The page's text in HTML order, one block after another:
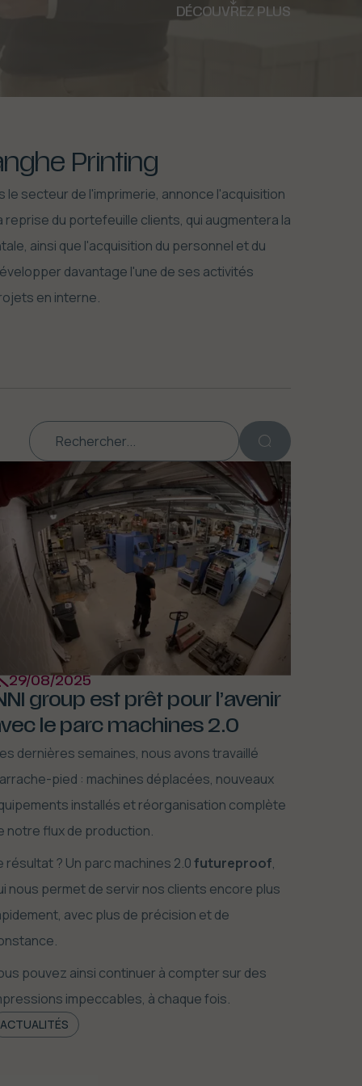
DÉCOUVREZ PLUS
Printing
le secteur de l'imprimerie, annonce l'acquisition
du portefeuille clients, qui augmentera la
ainsi que l'acquisition du personnel et du
davantage l'une de ses activités
en interne.
29/08/2025
group est prêt pour l’avenir
le parc machines 2.0
dernières semaines, nous avons travaillé
pied : machines déplacées, nouveaux
installés et réorganisation complète
notre flux de production.
résultat ? Un parc machines 2.0futureproof,
nous permet de servir nos clients encore plus
avec plus de précision et de
pouvez ainsi continuer à compter sur des
impeccables, à chaque fois.
ACTUALITÉS
Fermer la vidéo